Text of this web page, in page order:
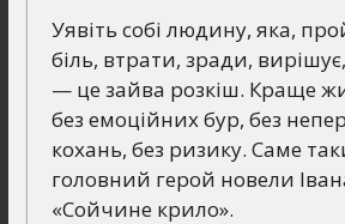
Уявіть собі людину, яка,
біль, втрати, зради,
— це зайва розкіш. Краще
без емоційних бур, без
кохань, без ризику. Саме
головний герой новели
«Сойчине крило».